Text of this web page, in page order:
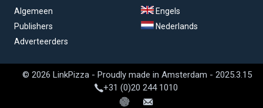
Algemeen
Publishers
Adverteerders
Engels
Nederlands
© 2026 LinkPizza - Proudly made in Amsterdam - 2025.3.15
+31 (0)20 244 1010